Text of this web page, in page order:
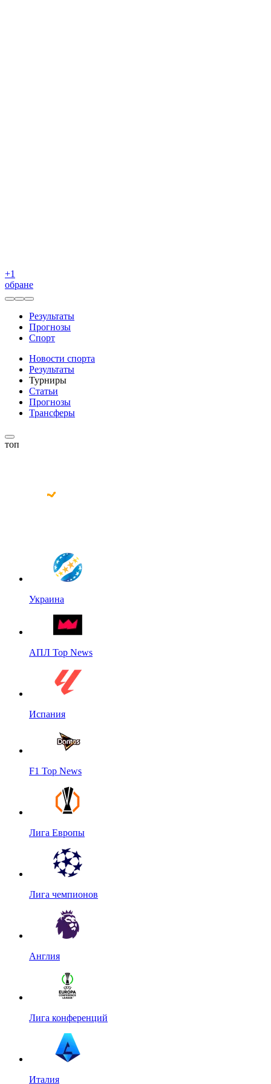
+1
обране
Результаты
Прогнозы
Спорт
Новости спорта
Результаты
Турниры
Статьи
Прогнозы
Трансферы
топ
Украина
АПЛ Top News
Испания
F1 Top News
Лига Европы
Лига чемпионов
Англия
Лига конференций
Италия